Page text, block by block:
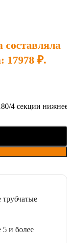
17978 ₽.
4 секции
трубчатые
и более